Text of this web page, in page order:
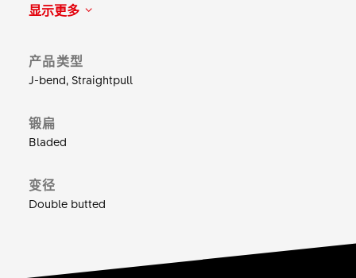
过一个专利申请中的制程，均匀地将辐条的变径区域
重量为 365 克。
显示更多
产品类型
J-bend, Straightpull
锻扁
Bladed
变径
Double butted